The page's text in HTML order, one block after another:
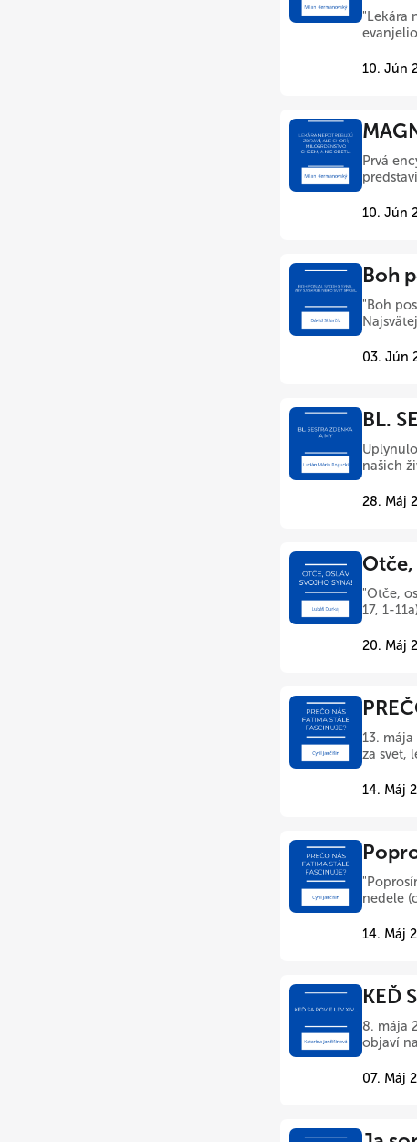
"Lekára
10. Jún
Prvá
10. Jún
Boh
"Boh
03. Jún
BL.
našich
28. Máj
Otče,
"Otče,
17, 1-
20. Máj
13.
za svet,
14. Máj
nedele
14. Máj
KEĎ
8. mája
objaví
07. Máj